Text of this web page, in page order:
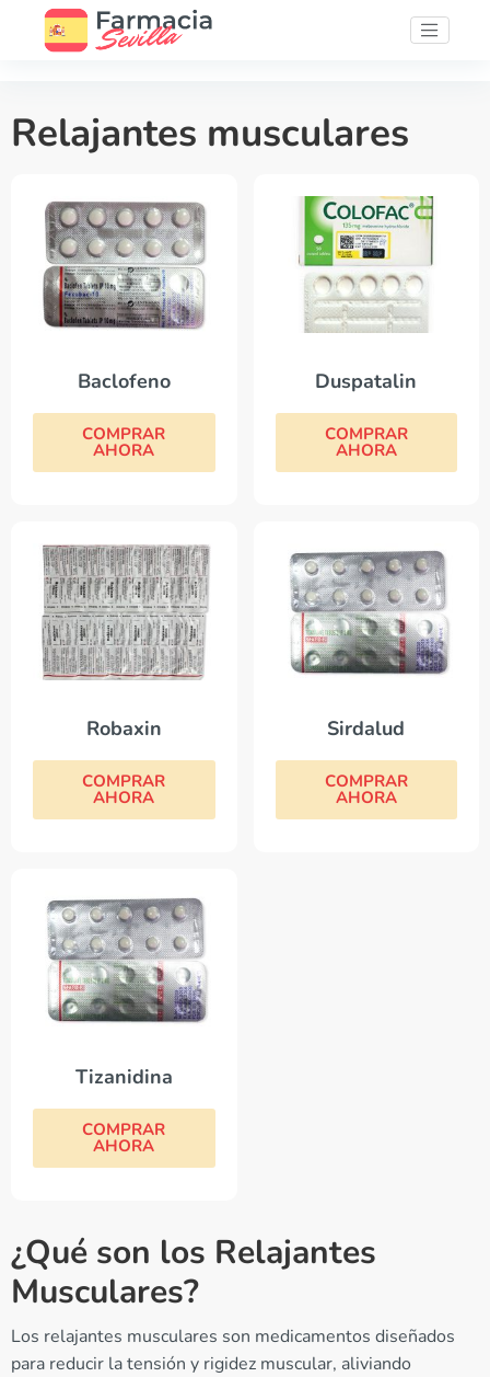
Relajantes musculares
Baclofeno
COMPRAR
AHORA
Duspatalin
COMPRAR
AHORA
Robaxin
COMPRAR
AHORA
Sirdalud
COMPRAR
AHORA
Tizanidina
COMPRAR
AHORA
¿Qué son los Relajantes
Musculares?
Los relajantes musculares son medicamentos diseñados
para reducir la tensión y rigidez muscular, aliviando